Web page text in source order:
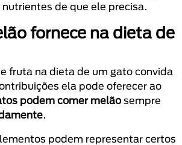
de que ele precisa.
fornece na dieta de
fruta na dieta de um gato convida
ela pode oferecer ao
podem comer melãosempre
.
podem representar certos